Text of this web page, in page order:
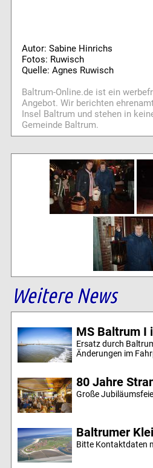
Autor: Sabine Hinrichs
Fotos: Ruwisch
Quelle: Agnes Ruwisch
Baltrum-Online.de ist ein
Angebot. Wir berichten
Insel Baltrum und stehen in
Gemeinde Baltrum.
Weitere News
MS Baltrum I
Ersatz durch
Änderungen im
80 Jahre
Große
Baltrumer
Bitte Kontaktdaten